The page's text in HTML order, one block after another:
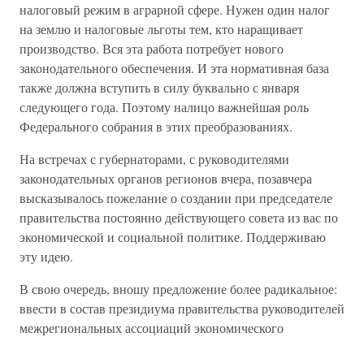
налоговый режим в аграрной сфере. Нужен один налог
на землю и налоговые льготы тем, кто наращивает
производство. Вся эта работа потребует нового
законодательного обеспечения. И эта нормативная база
также должна вступить в силу буквально с января
следующего года. Поэтому налицо важнейшая роль
Федерального собрания в этих преобразованиях.
На встречах с губернаторами, с руководителями
законодательных органов регионов вчера, позавчера
высказывалось пожелание о создании при председателе
правительства постоянно действующего совета из вас по
экономической и социальной политике. Поддерживаю
эту идею.
В свою очередь, вношу предложение более радикальное:
ввести в состав президиума правительства руководителей
межрегиональных ассоциаций экономического